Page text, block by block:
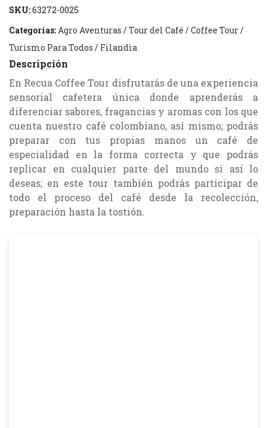
SKU:63272-0025
Categorías: Agro Aventuras /Tour del Café / Coffee Tour/
Turismo Para Todos / Filandia
Descripción
En Recua Coffee Tour disfrutarás de una experiencia
sensorial cafetera única donde aprenderás a
diferenciar sabores, fragancias y aromas con los que
cuenta nuestro café colombiano, así mismo; podrás
preparar con tus propias manos un café de
especialidad en la forma correcta y que podrás
replicar en cualquier parte del mundo si así lo
deseas; en este tour también podrás participar de
todo el proceso del café desde la recolección,
preparación hasta la tostión.